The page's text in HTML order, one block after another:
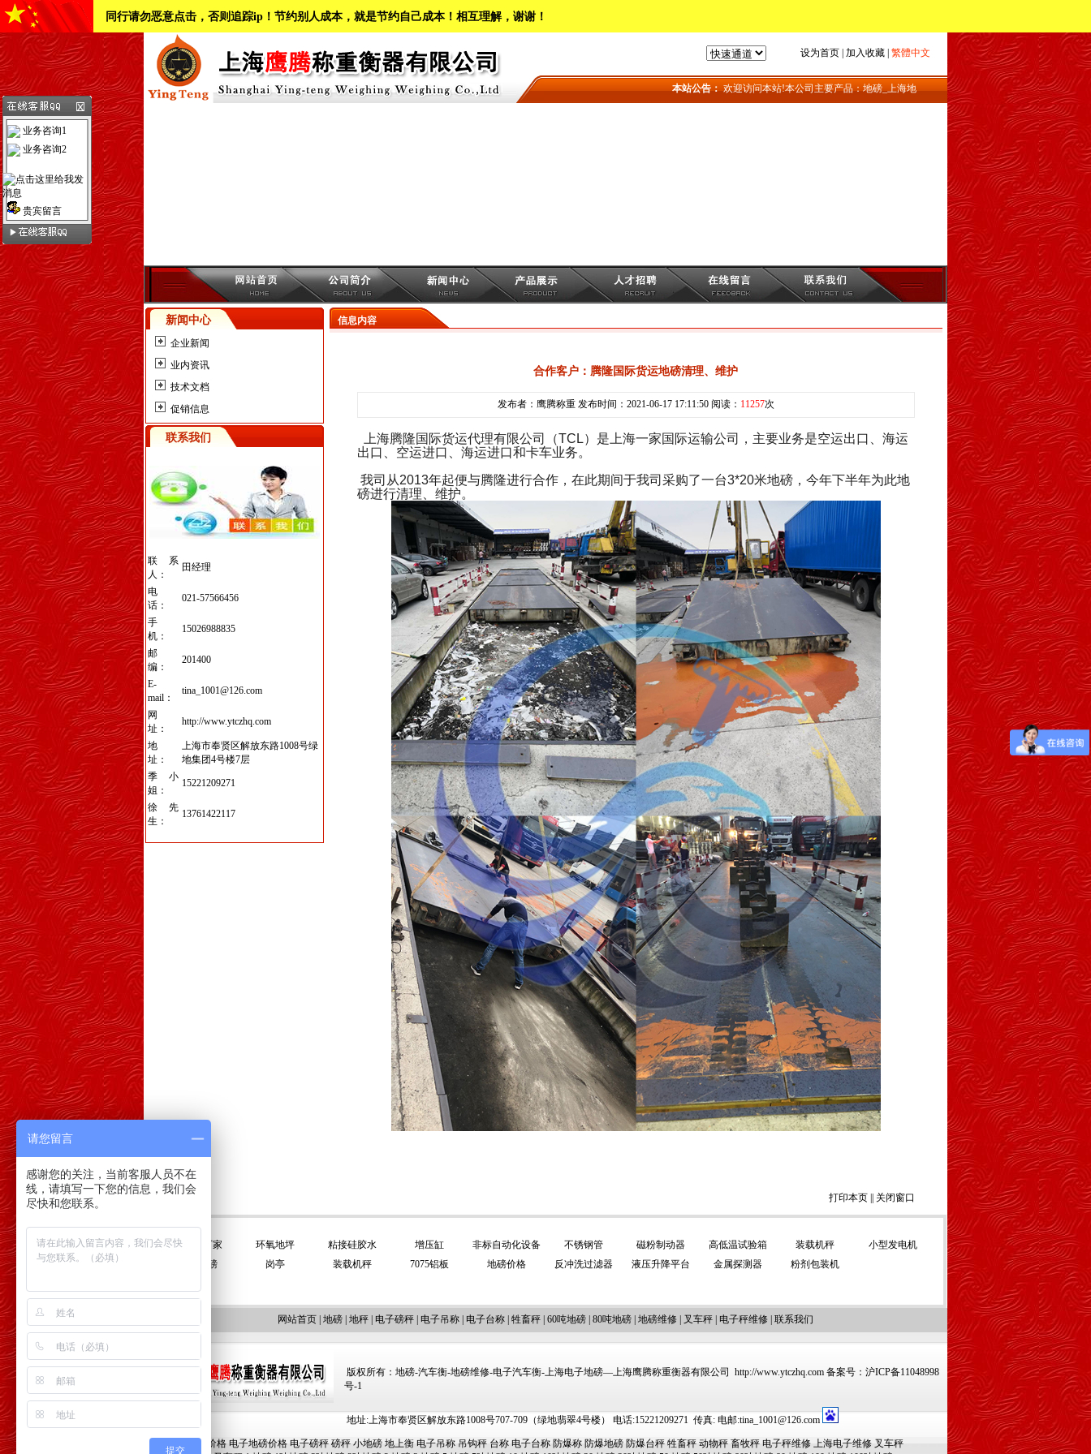
同行请勿恶意点击，否则追踪ip！节约别人成本，就是节约自己成本！相互理解，谢谢！
设为首页| 加入收藏| 繁體中文
本站公告： 欢迎访问本站!本公司主要产品：地磅_上海地磅_地磅维修
新闻中心
企业新闻
业内资讯
技术文档
促销信息
联系我们
联系
人：
田经理
电
话：
021-57566456
手
机：
15026988835
邮
编：
201400
E-
mail：
tina_1001@126.com
网
址：
http://www.ytczhq.com
地
址：
上海市奉贤区解放东路1008号绿
地集团4号楼7层
季小
姐：
15221209271
徐先
生：
13761422117
信息内容
合作客户：腾隆国际货运地磅清理、维护
发布者：鹰腾称重 发布时间：2021-06-17 17:11:50 阅读： 11257次
上海腾隆国际货运代理有限公司（TCL）是上海一家国际运输公司，主要业务是空运出口、海运
出口、空运进口、海运进口和卡车业务。
我司从2013年起便与腾隆进行合作，在此期间于我司采购了一台3*20米地磅，今年下半年为此地
磅进行清理、维护。
打印本页|| 关闭窗口
业务咨询1
业务咨询2
贵宾留言
友情链接:
平衡门厂家
环氧地坪 粘接硅胶水 增压缸 非标自动化设备 不锈钢管 磁粉制动器 高低温试验箱 装载机秤
小型发电机
电子地磅
岗亭 装载机秤 7075铝板 地磅价格 反冲洗过滤器 液压升降平台 金属探测器 粉剂包装机
网站首页 地磅 地秤 电子磅秤 电子吊称 电子台称 牲畜秤 60吨地磅 80吨地磅 地磅维修 叉车秤 电子秤维修 联系我们
版权所有：地磅-汽车衡-地磅维修-电子汽车衡-上海电子地磅—上海鹰腾称重衡器有限公司 http://www.ytczhq.com 备案号： 沪ICP备11048998
号-1
地址:上海市奉贤区解放东路1008号707-709（绿地翡翠4号楼） 电话:15221209271 传真: 电邮:tina_1001@126.com
地磅价格 电子地磅价格 电子磅秤 磅秤 小地磅 地上衡 电子吊称 吊钩秤 台称 电子台称 防爆称 防爆地磅 防爆台秤 牲畜秤 动物秤 畜牧秤 电子秤维修 上海电子维修 叉车秤
请您留言
感谢您的关注，当前客服人员不在
线，请填写一下您的信息，我们会
尽快和您联系。
提交